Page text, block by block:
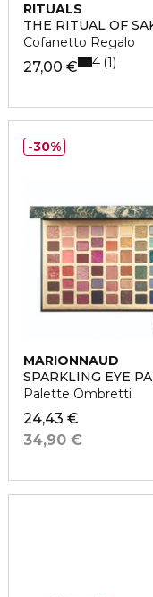
RITUALS
THE RITUAL OF
Cofanetto Regalo
27,00 € 4 1
MARIONNAUD
SPARKLING EYE
Palette Ombretti
24,43 €
34,90 €
30%